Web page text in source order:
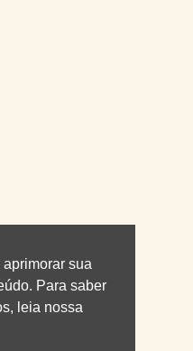
sua
Para saber
leia nossa